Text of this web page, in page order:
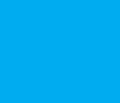
is also possible to relax
plenty of privacy.
around the house.
home (1969) is